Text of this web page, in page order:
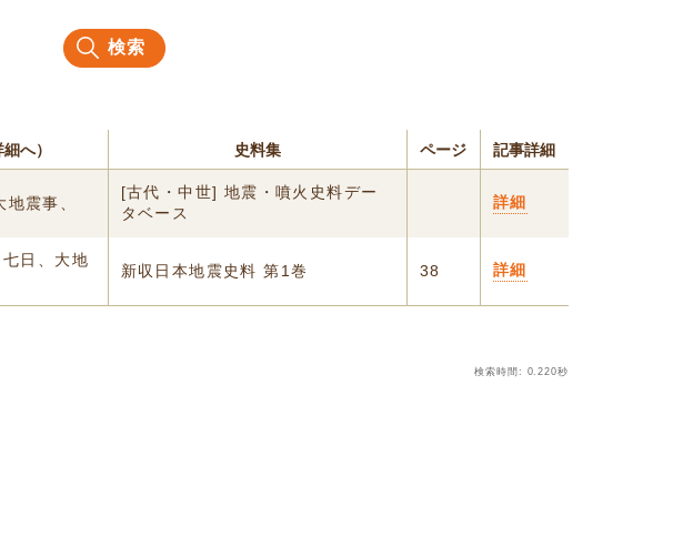
検索
へ） 史料集 ページ 記事詳細
震事、
[古代・中世] 地震・噴火史料デー
タベース
詳細
日、大地
新収日本地震史料 第1巻 38 詳細
検索時間: 0.220秒